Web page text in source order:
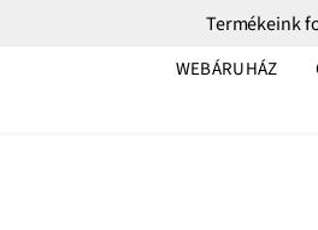
Termékeink
WEBÁRUHÁZ